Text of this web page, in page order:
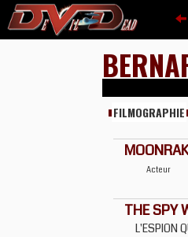
FILMOGRAPHIE
Acteur
THE SPY
L'ESPION